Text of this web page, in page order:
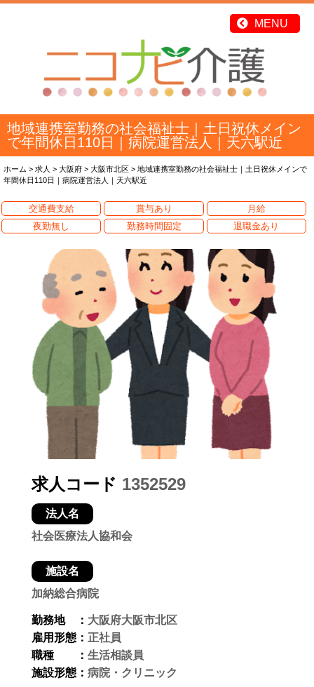
地域連携室勤務の社会福祉士｜土日祝休メイン
で年間休日110日｜病院運営法人｜天六駅近
ホーム > 求人 > 大阪府 > 大阪市北区 > 地域連携室勤務の社会福祉士｜土日祝休メインで
年間休日110日｜病院運営法人｜天六駅近
交通費支給 賞与あり
月給
夜勤無し
勤務時間固定 退職金あり
求人コード 1352529
法人名
社会医療法人協和会
施設名
加納総合病院
勤務地 ： 大阪府大阪市北区
雇用形態： 正社員
職種 ： 生活相談員
施設形態： 病院・クリニック